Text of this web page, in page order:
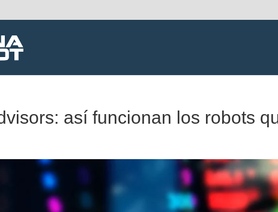
así funcionan los robots